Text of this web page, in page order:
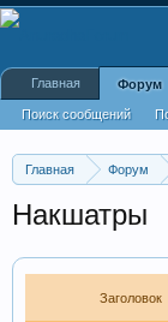
Главная Форум
Накшатры
Заголовок
Главная Форум
Поиск сообщений